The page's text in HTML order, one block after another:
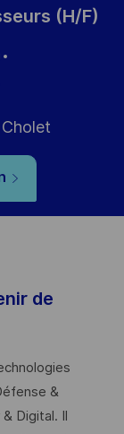
(H/F)
Cholet
de
&
Digital. Il